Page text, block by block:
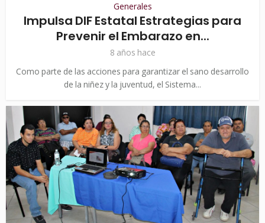
Generales
Impulsa DIF Estatal Estrategias para
Prevenir el Embarazo en...
8 años hace
Como parte de las acciones para garantizar el sano desarrollo
de la niñez y la juventud, el Sistema...